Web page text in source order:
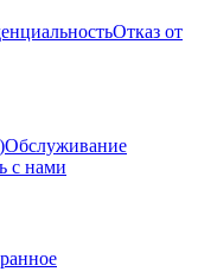
Отказ от
Обслуживание
с нами